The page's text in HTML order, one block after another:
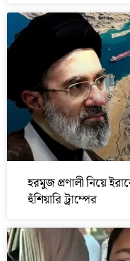
হরমুজ প্রণালী নিয়ে
হুঁশিয়ারি ট্রাম্পের